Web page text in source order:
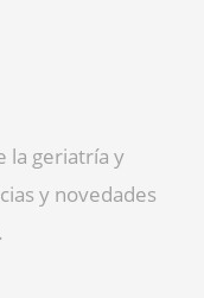
la geriatría y
y novedades